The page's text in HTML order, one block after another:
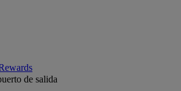
de salida